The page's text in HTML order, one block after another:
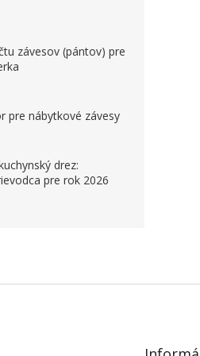
závesov (pántov) pre
pre nábytkové závesy
drez:
pre rok 2026